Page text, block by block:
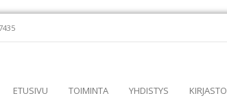
ETUSIVU TOIMINTA YHDISTYS KIRJASTO